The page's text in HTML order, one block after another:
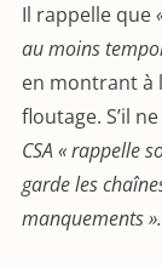
Il rappelle que
au moins
en montrant à
floutage. S’il
CSA « rappelle
garde les
manquements ».